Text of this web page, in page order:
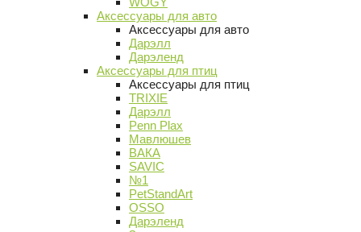
Аксессуары для авто
Аксессуары для авто
Дарэлл
Дарэленд
Аксессуары для птиц
Аксессуары для птиц
TRIXIE
Дарэлл
Penn Plax
Мавлюшев
ВАКА
SAVIC
№1
PetStandArt
OSSO
Дарэленд